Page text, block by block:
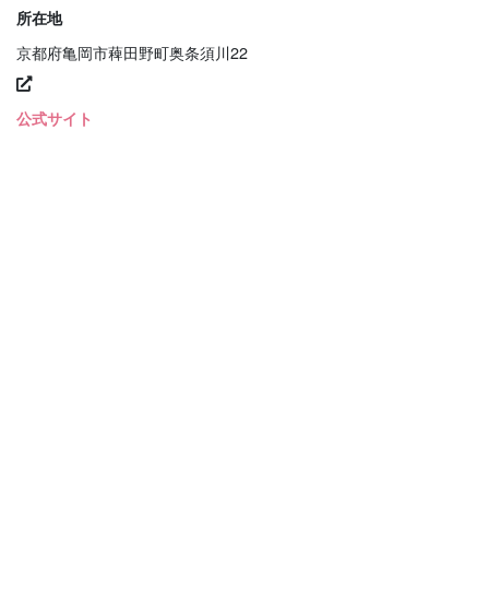
所在地
京都府亀岡市薭田野町奥条須川22
公式サイト